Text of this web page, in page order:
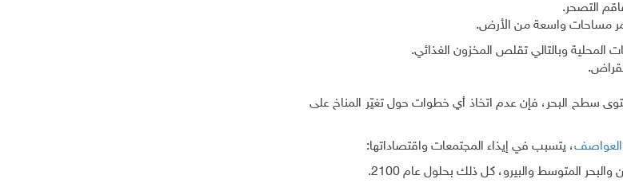
التصحر.
مساحات واسعة من الأرض.
المحلية وبالتالي تقلص المخزون الغذائي.
مستوى سطح البحر، فإن عدم اتخاذ أي خطوات حول تغيّر المناخ على
، يتسبب في إيذاء المجتمعات واقتصاداتها:
المتوسط والبيرو، كل ذلك بحلول عام 2100.